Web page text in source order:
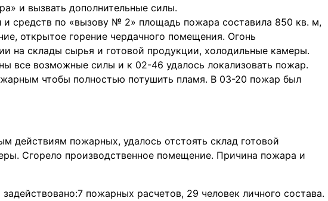
и вызвать дополнительные силы.
и средств по «вызову № 2» площадь пожара составила 850 кв. м,
открытое горение чердачного помещения. Огонь
на склады сырья и готовой продукции, холодильные камеры.
все возможные силы и к 02-46 удалось локализовать пожар.
чтобы полностью потушить пламя. В 03-20 пожар был
действиям пожарных, удалось отстоять склад готовой
Сгорело производственное помещение. Причина пожара и
пожарных расчетов, 29 человек личного состава.